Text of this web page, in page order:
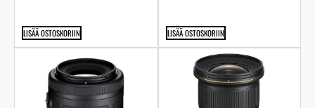
LISÄÄ OSTOSKORIIN LISÄÄ OSTOSKORIIN